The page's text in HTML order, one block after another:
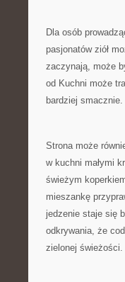
Dla osób
pasjonatów ziół
zaczynają, może
od Kuchni może
bardziej smacznie.
Strona może
w kuchni małymi
świeżym
mieszankę
jedzenie staje się
odkrywania, że
zielonej świeżości.